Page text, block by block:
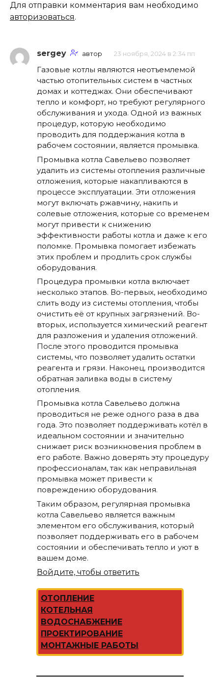
Для отправки комментария вам необходимо
авторизоваться.
sergey автор 23 ноября, 2024 в 2:34 пп
Газовые котлы являются неотъемлемой
частью отопительных систем в частных
домах и коттеджах. Они обеспечивают
тепло и комфорт, но требуют регулярного
обслуживания и ухода. Одной из важных
процедур, которую необходимо
проводить для поддержания котла в
рабочем состоянии, является промывка.
Промывка котла Савельево позволяет
удалить из системы отопления различные
отложения, которые накапливаются в
процессе эксплуатации. Эти отложения
могут включать ржавчину, накипь и
солевые отложения, которые со временем
могут привести к снижению
эффективности работы котла и даже к его
поломке. Промывка помогает избежать
этих проблем и продлить срок службы
оборудования.
Процедура промывки котла включает
несколько этапов. Во-первых, необходимо
слить воду из системы отопления, чтобы
очистить её от крупных загрязнений. Во-
вторых, используется химический реагент
для разложения и удаления отложений.
После этого проводится промывка
системы, что позволяет удалить остатки
реагента и грязи. Наконец, производится
обратная заливка воды в систему
отопления.
Промывка котла Савельево должна
проводиться не реже одного раза в два
года. Это позволяет поддерживать котёл в
идеальном состоянии и значительно
снижает риск возникновения проблем в
его работе. Важно доверять эту процедуру
профессионалам, так как неправильная
промывка может привести к
повреждению оборудования.
Таким образом, регулярная промывка
котла Савельево является важным
элементом его обслуживания, который
позволяет поддерживать его в рабочем
состоянии и обеспечивать тепло и уют в
вашем доме.
Войдите, чтобы ответить
ОТОПЛЕНИЕ
КОТЕЛЬНАЯ
ВОДОСНАБЖЕНИЕ
ПРОЕКТИРОВАНИЕ
МОНТАЖНЫЕ РАБОТЫ